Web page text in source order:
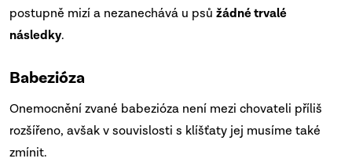
postupně mizí a nezanechává u psů žádné trvalé
následky.
Babezióza
Onemocnění zvané babezióza není mezi chovateli příliš
rozšířeno, avšak v souvislosti s klíšťaty jej musíme také
zmínit.